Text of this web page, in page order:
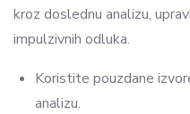
kroz doslednu analizu,
impulzivnih odluka.
Koristite pouzdane
analizu.